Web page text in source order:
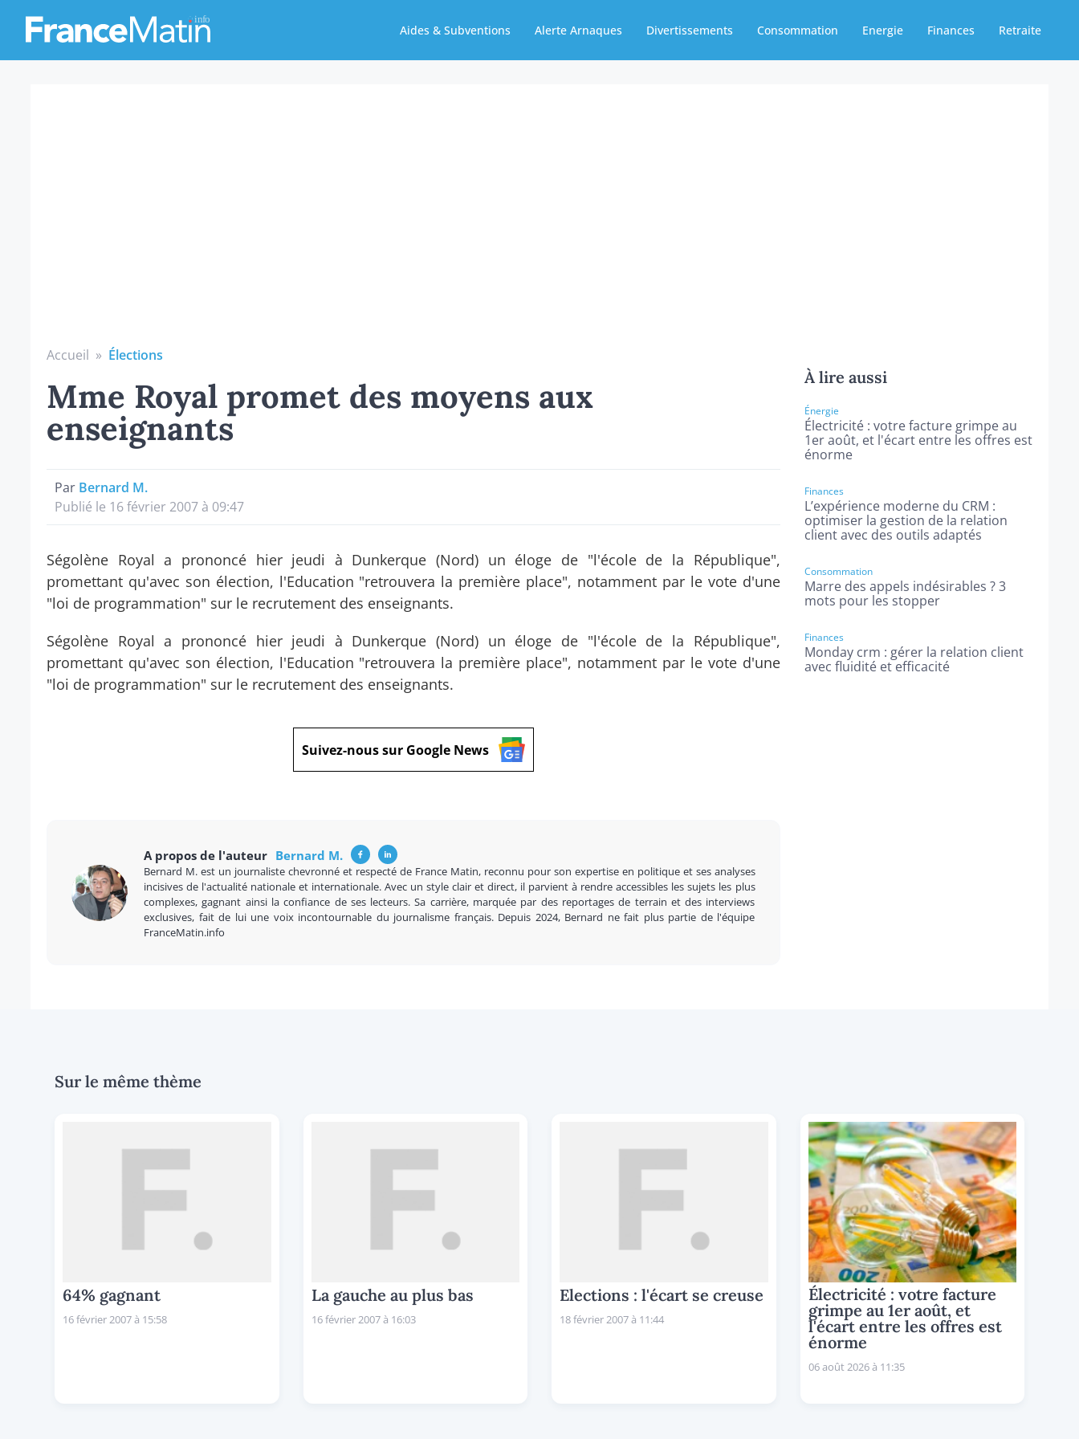
Aides & Subventions Alerte Arnaques Divertissements Consommation Energie Finances Retraite
Accueil » Élections
Mme Royal promet des moyens aux
enseignants
Par Bernard M.
Publié le 16 février 2007 à 09:47
Ségolène Royal a prononcé hier jeudi à Dunkerque (Nord) un éloge de "l'école de la République",
promettant qu'avec son élection, l'Education "retrouvera la première place", notamment par le vote d'une
"loi de programmation" sur le recrutement des enseignants.
Ségolène Royal a prononcé hier jeudi à Dunkerque (Nord) un éloge de "l'école de la République",
promettant qu'avec son élection, l'Education "retrouvera la première place", notamment par le vote d'une
"loi de programmation" sur le recrutement des enseignants.
Suivez-nous sur Google News
A propos de l'auteur Bernard M.
Bernard M. est un journaliste chevronné et respecté de France Matin, reconnu pour son expertise en politique et ses analyses
incisives de l'actualité nationale et internationale. Avec un style clair et direct, il parvient à rendre accessibles les sujets les plus
complexes, gagnant ainsi la confiance de ses lecteurs. Sa carrière, marquée par des reportages de terrain et des interviews
exclusives, fait de lui une voix incontournable du journalisme français. Depuis 2024, Bernard ne fait plus partie de l'équipe
FranceMatin.info
À lire aussi
Énergie
Électricité : votre facture grimpe au
1er août, et l'écart entre les offres est
énorme
Finances
L’expérience moderne du CRM :
optimiser la gestion de la relation
client avec des outils adaptés
Consommation
Marre des appels indésirables ? 3
mots pour les stopper
Finances
Monday crm : gérer la relation client
avec fluidité et efficacité
Sur le même thème
64% gagnant
16 février 2007 à 15:58
La gauche au plus bas
16 février 2007 à 16:03
Elections : l'écart se creuse
18 février 2007 à 11:44
Électricité : votre facture
grimpe au 1er août, et
l'écart entre les offres est
énorme
06 août 2026 à 11:35